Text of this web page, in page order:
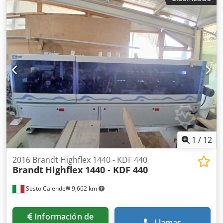
y prefusión de cola EVA Placa portacantos Unidad de
recorte de extremos Unidad de recorte superpuesto de
dos motores Unidad de biselado escalonado de dos
motores con ajustes NC Unidad de redondeo de dos
motores Unidad de raspado de cantos Unidad de raspado
de cola Unidad de cepillo Dedpfxsw Db Rfs Aqreck
1 / 12
Sesto Calende 9,662 km
2016 Brandt Highflex 1440 - KDF 440
Brandt Highflex 1440 - KDF 440
Información de